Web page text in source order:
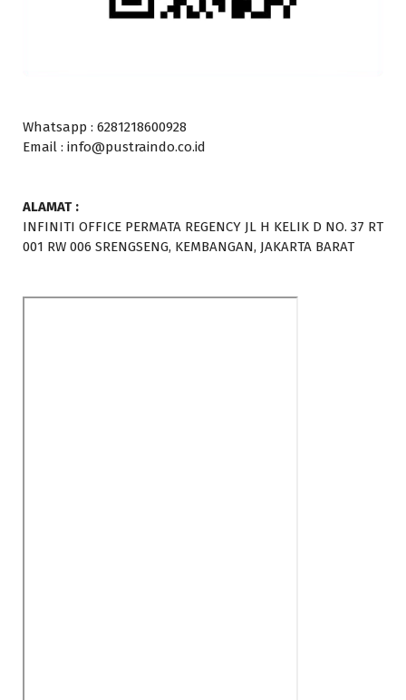
Whatsapp : 6281218600928
Email : info@pustraindo.co.id
ALAMAT :
INFINITI OFFICE PERMATA REGENCY JL H KELIK D NO. 37 RT
001 RW 006 SRENGSENG, KEMBANGAN, JAKARTA BARAT